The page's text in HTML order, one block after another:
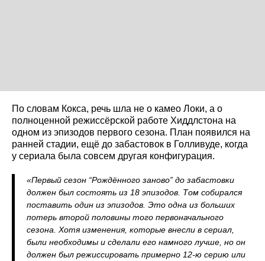
По словам Кокса, речь шла не о камео Локи, а о
полноценной режиссёрской работе Хиддлстона на
одном из эпизодов первого сезона. План появился на
ранней стадии, ещё до забастовок в Голливуде, когда
у сериала была совсем другая конфигурация.
«Первый сезон “Рождённого заново” до забастовки
должен был состоять из 18 эпизодов. Том собирался
поставить один из эпизодов. Это одна из больших
потерь второй половины того первоначального
сезона. Хотя изменения, которые внесли в сериал,
были необходимы и сделали его намного лучше, но он
должен был режиссировать примерно 12‑ю серию или